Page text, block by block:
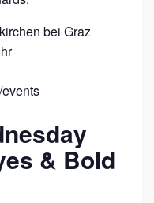
bei Graz
& Bold